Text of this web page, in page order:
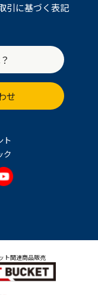
引に基づく表記
せ
ト
ク
ト関連商品販売